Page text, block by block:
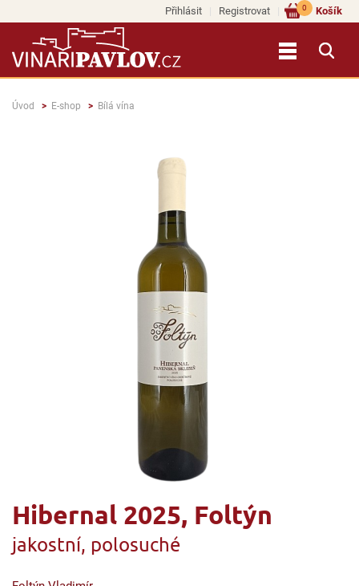
Přihlásit Registrovat Košík
0
Úvod E-shop Bílá vína
Hibernal 2025, Foltýn
jakostní, polosuché